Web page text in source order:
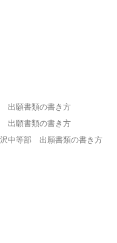
出願書類の書き方
出願書類の書き方
中等部 出願書類の書き方